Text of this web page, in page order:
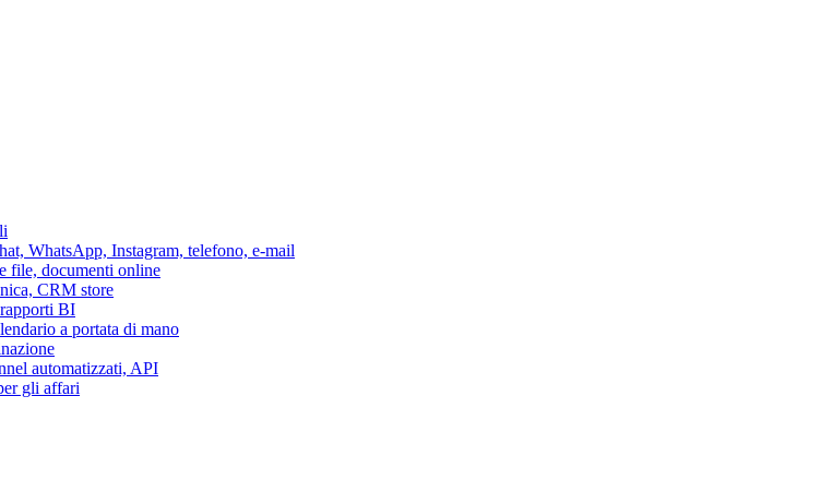
WhatsApp, Instagram, telefono, e-mail
file, documenti online
CRM store
BI
a portata di mano
automatizzati, API
gli affari